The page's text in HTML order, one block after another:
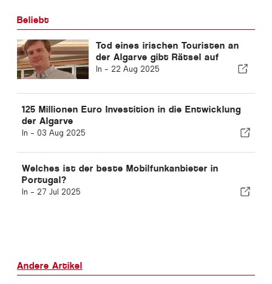
Beliebt
Tod eines irischen Touristen an
der Algarve gibt Rätsel auf
In - 22 Aug 2025
125 Millionen Euro Investition in die Entwicklung
der Algarve
In - 03 Aug 2025
Welches ist der beste Mobilfunkanbieter in
Portugal?
In - 27 Jul 2025
Andere Artikel